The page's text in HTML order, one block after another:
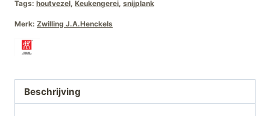
aantal
Tags: houtvezel, Keukengerei, snijplank
Merk: Zwilling J.A.Henckels
Beschrijving